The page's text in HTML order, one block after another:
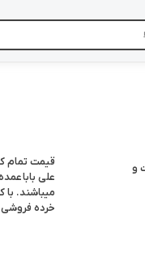
و
قیمت تمام
علی بابا
میباشند. با
خرده فروشی